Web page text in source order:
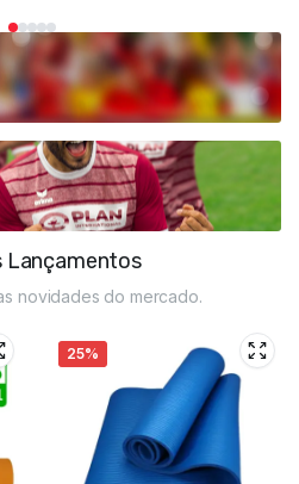
Lançamentos
novidades do mercado.
25%